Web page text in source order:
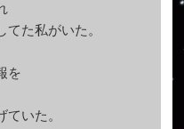
た私がいた。
を
いた。